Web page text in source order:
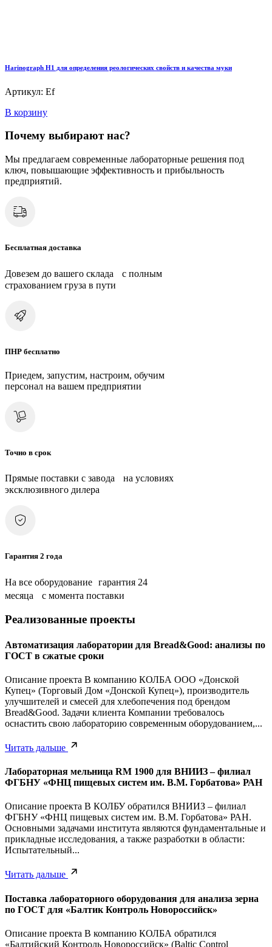
Harinograph Н1 для определения реологических свойств и качества муки
Артикул: Ef
В корзину
Почему выбирают нас?
Мы предлагаем современные лабораторные решения под
ключ, повышающие эффективность и прибыльность
предприятий.
Бесплатная доставка
Довезем до вашего склада с полным
страхованием груза в пути
ПНР бесплатно
Приедем, запустим, настроим, обучим
персонал на вашем предприятии
Точно в срок
Прямые поставки с завода на условиях
эксклюзивного дилера
Гарантия 2 года
На все оборудование гарантия 24
месяца с момента поставки
Реализованные проекты
Автоматизация лаборатории для Bread&Good: анализы по
ГОСТ в сжатые сроки
Описание проекта В компанию КОЛБА ООО «Донской
Купец» (Торговый Дом «Донской Купец»), производитель
улучшителей и смесей для хлебопечения под брендом
Bread&Good. Задачи клиента Компании требовалось
оснастить свою лабораторию современным оборудованием,...
Читать дальше
Лабораторная мельница RM 1900 для ВНИИЗ – филиал
ФГБНУ «ФНЦ пищевых систем им. В.М. Горбатова» РАН
Описание проекта В КОЛБУ обратился ВНИИЗ – филиал
ФГБНУ «ФНЦ пищевых систем им. В.М. Горбатова» РАН.
Основными задачами института являются фундаментальные и
прикладные исследования, а также разработки в области:
Испытательный...
Читать дальше
Поставка лабораторного оборудования для анализа зерна
по ГОСТ для «Балтик Контроль Новороссийск»
Описание проекта В компанию КОЛБА обратился
«Балтийский Контроль Новороссийск» (Baltic Control